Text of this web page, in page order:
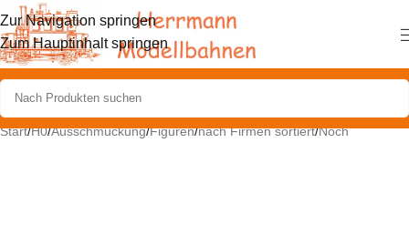
Zur Navigation springen
Zum Hauptinhalt springen
Start/H0/Ausschmückung/Figuren/nach Firmen sortiert/Noch